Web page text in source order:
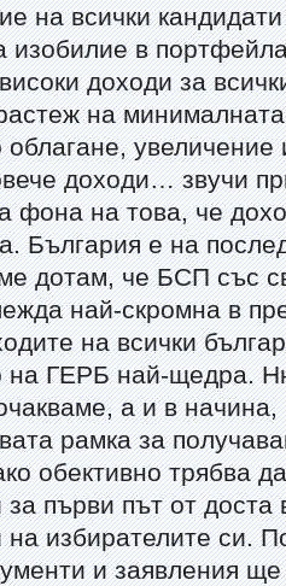
на всички
изобилие в
доходи за
на
увеличение
доходи… звучи
на това, че
България е на
дотам, че БСП със
най-скромна в
на всички
на ГЕРБ най-щедра.
а и в
рамка за
обективно трябва
за първи път от
на избирателите си.
и заявления